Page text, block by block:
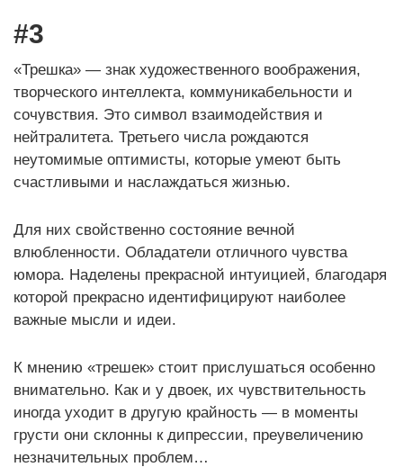
#3
«Трешка» — знак художественного воображения,
творческого интеллекта, коммуникабельности и
сочувствия. Это символ взаимодействия и
нейтралитета. Третьего числа рождаются
неутомимые оптимисты, которые умеют быть
счастливыми и наслаждаться жизнью.
Для них свойственно состояние вечной
влюбленности. Обладатели отличного чувства
юмора. Наделены прекрасной интуицией, благодаря
которой прекрасно идентифицируют наиболее
важные мысли и идеи.
К мнению «трешек» стоит прислушаться особенно
внимательно. Как и у двоек, их чувствительность
иногда уходит в другую крайность — в моменты
грусти они склонны к дипрессии, преувеличению
незначительных проблем…